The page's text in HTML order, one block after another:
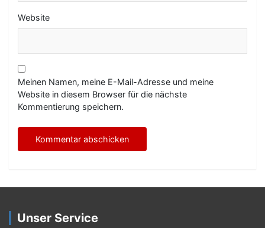
Website
Meinen Namen, meine E-Mail-Adresse und meine
Website in diesem Browser für die nächste
Kommentierung speichern.
Unser Service